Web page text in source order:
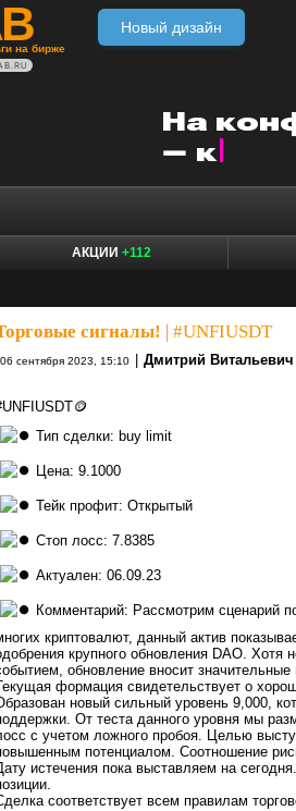
на бирже
Новый дизайн
АКЦИИ +112
сигналы! #UNFIUSDT
06 сентября 2023, 15:10 Дмитрий Витальевич
Тип сделки: buy limit
Цена: 9.1000
Тейк профит: Открытый
Стоп лосс: 7.8385
Актуален: 06.09.23
Комментарий: Рассмотрим сценарий
криптовалют, данный актив
крупного обновления DAO.
обновление вносит
формация свидетельствует о
новый сильный уровень 9,000,
От теста данного уровня мы
с учетом ложного пробоя. Целью
потенциалом. Соотношение
истечения пока выставляем на
соответствует всем правилам